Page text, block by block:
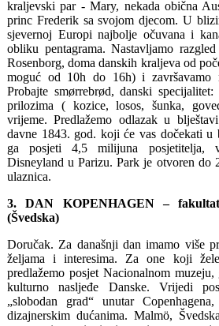
kraljevski par - Mary, nekada obična
princ Frederik sa svojom djecom. U
sjevernoj Europi najbolje očuvana i
obliku pentagrama. Nastavljamo
Rosenborg, doma danskih kraljeva od
moguć od 10h do 16h) i završavamo
Probajte smørrebrød, danski
prilozima ( kozice, losos, šunka,
vrijeme. Predlažemo odlazak u
davne 1843. god. koji će vas dočekati u
ga posjeti 4,5 milijuna posjetitelja,
Disneyland u Parizu. Park je otvoren do
ulaznica.
3. DAN KOPENHAGEN –
(Švedska)
Doručak. Za današnji dan imamo više
željama i interesima. Za one koji
predlažemo posjet Nacionalnom
kulturno nasljeđe Danske. Vrijedi
„slobodan grad“ unutar
dizajnerskim dućanima. Malmö,